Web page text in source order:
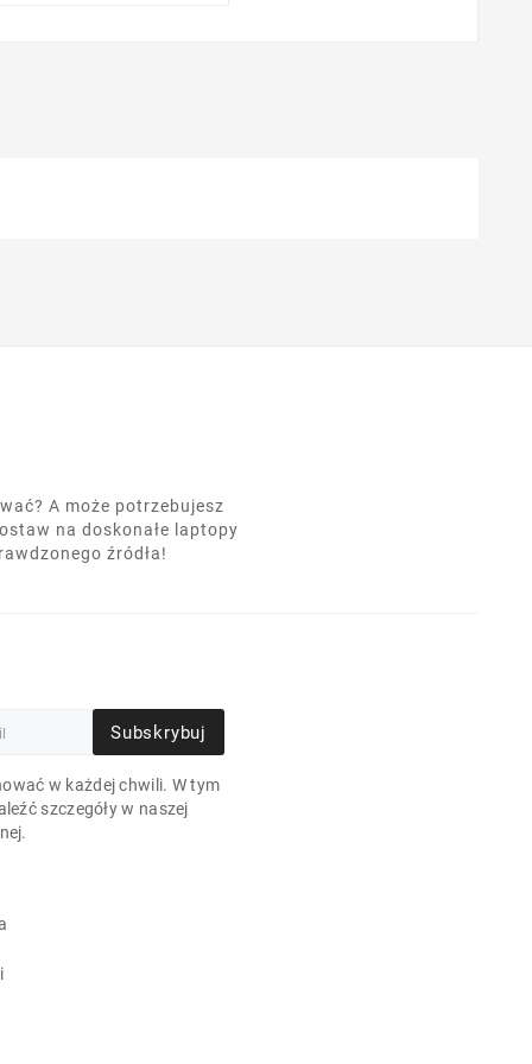
A może potrzebujesz
na doskonałe laptopy
źródła!
Subskrybuj
w każdej chwili. W tym
szczegóły w naszej